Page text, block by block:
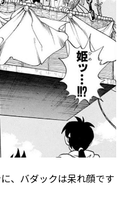
、バダックは呆れ顔です